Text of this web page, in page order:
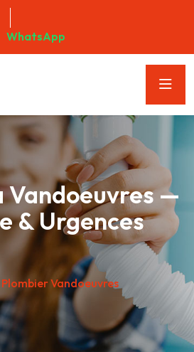
WhatsApp
Vandoeuvres —
& Urgences
Plombier Vandoeuvres